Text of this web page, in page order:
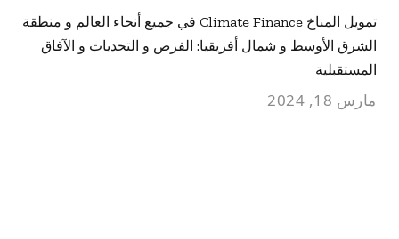
تمويل المناخ Climate Finance في جميع أنحاء العالم و منطقة
الشرق الأوسط و شمال أفريقيا: الفرص و التحديات و الآفاق
المستقبلية
مارس 18, 2024